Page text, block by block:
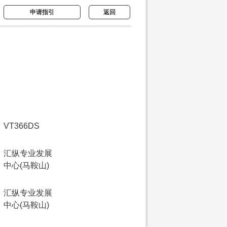
申请指引 返回
VT366DS
汇纵专业发展
中心(马鞍山)
汇纵专业发展
中心(马鞍山)